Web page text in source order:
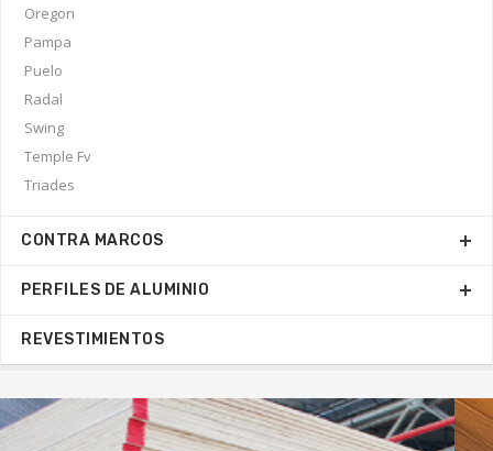
Oregon
Pampa
Puelo
Radal
Swing
Temple Fv
Triades
CONTRA MARCOS
PERFILES DE ALUMINIO
REVESTIMIENTOS